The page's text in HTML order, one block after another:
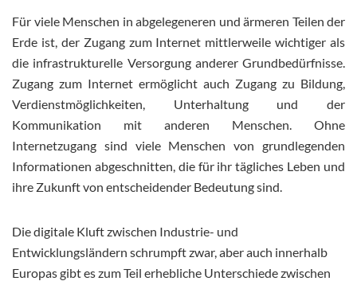
Für viele Menschen in abgelegeneren und ärmeren Teilen der
Erde ist, der Zugang zum Internet mittlerweile wichtiger als
die infrastrukturelle Versorgung anderer Grundbedürfnisse.
Zugang zum Internet ermöglicht auch Zugang zu Bildung,
Verdienstmöglichkeiten, Unterhaltung und der
Kommunikation mit anderen Menschen. Ohne
Internetzugang sind viele Menschen von grundlegenden
Informationen abgeschnitten, die für ihr tägliches Leben und
ihre Zukunft von entscheidender Bedeutung sind.
Die digitale Kluft zwischen Industrie- und
Entwicklungsländern schrumpft zwar, aber auch innerhalb
Europas gibt es zum Teil erhebliche Unterschiede zwischen